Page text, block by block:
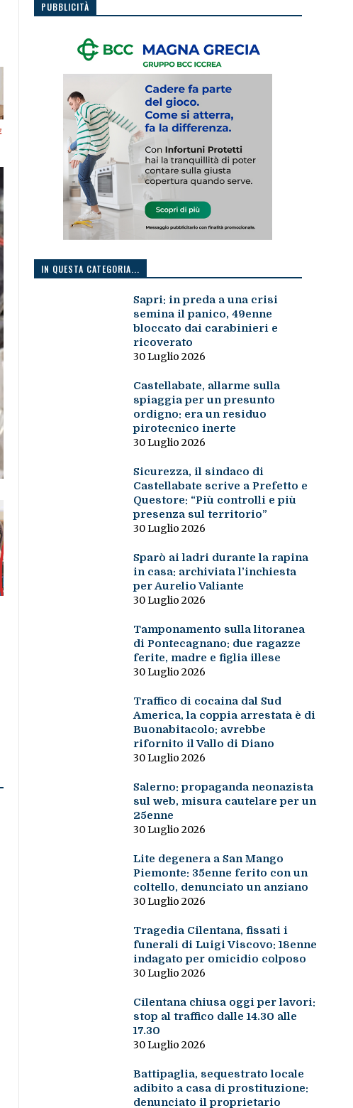
PUBBLICITÀ
IN QUESTA CATEGORIA...
Sapri: in preda a una crisi
semina il panico, 49enne
bloccato dai carabinieri e
ricoverato
30 Luglio 2026
Castellabate, allarme sulla
spiaggia per un presunto
ordigno: era un residuo
pirotecnico inerte
30 Luglio 2026
Sicurezza, il sindaco di
Castellabate scrive a Prefetto e
Questore: “Più controlli e più
presenza sul territorio”
30 Luglio 2026
Sparò ai ladri durante la rapina
in casa: archiviata l’inchiesta
per Aurelio Valiante
30 Luglio 2026
Tamponamento sulla litoranea
di Pontecagnano: due ragazze
ferite, madre e figlia illese
30 Luglio 2026
Traffico di cocaina dal Sud
America, la coppia arrestata è di
Buonabitacolo: avrebbe
rifornito il Vallo di Diano
30 Luglio 2026
Salerno: propaganda neonazista
sul web, misura cautelare per un
25enne
30 Luglio 2026
Lite degenera a San Mango
Piemonte: 35enne ferito con un
coltello, denunciato un anziano
30 Luglio 2026
Tragedia Cilentana, fissati i
funerali di Luigi Viscovo: 18enne
indagato per omicidio colposo
30 Luglio 2026
Cilentana chiusa oggi per lavori:
stop al traffico dalle 14.30 alle
17.30
30 Luglio 2026
Battipaglia, sequestrato locale
adibito a casa di prostituzione:
denunciato il proprietario